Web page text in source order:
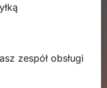
zespół obsługi